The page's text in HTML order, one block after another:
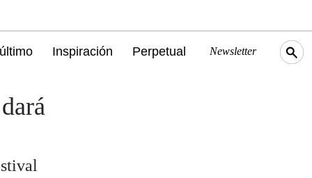
Inspiración Perpetual Newsletter